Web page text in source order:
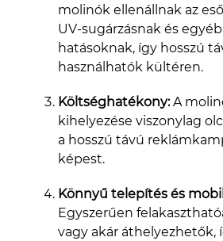
molinók ellenállnak az
UV-sugárzásnak és
hatásoknak, így hosszú
használhatók kültéren.
Költséghatékony:A
kihelyezése viszonylag
a hosszú távú
képest.
Könnyű telepítés és
Egyszerűen
vagy akár áthelyezhetők,